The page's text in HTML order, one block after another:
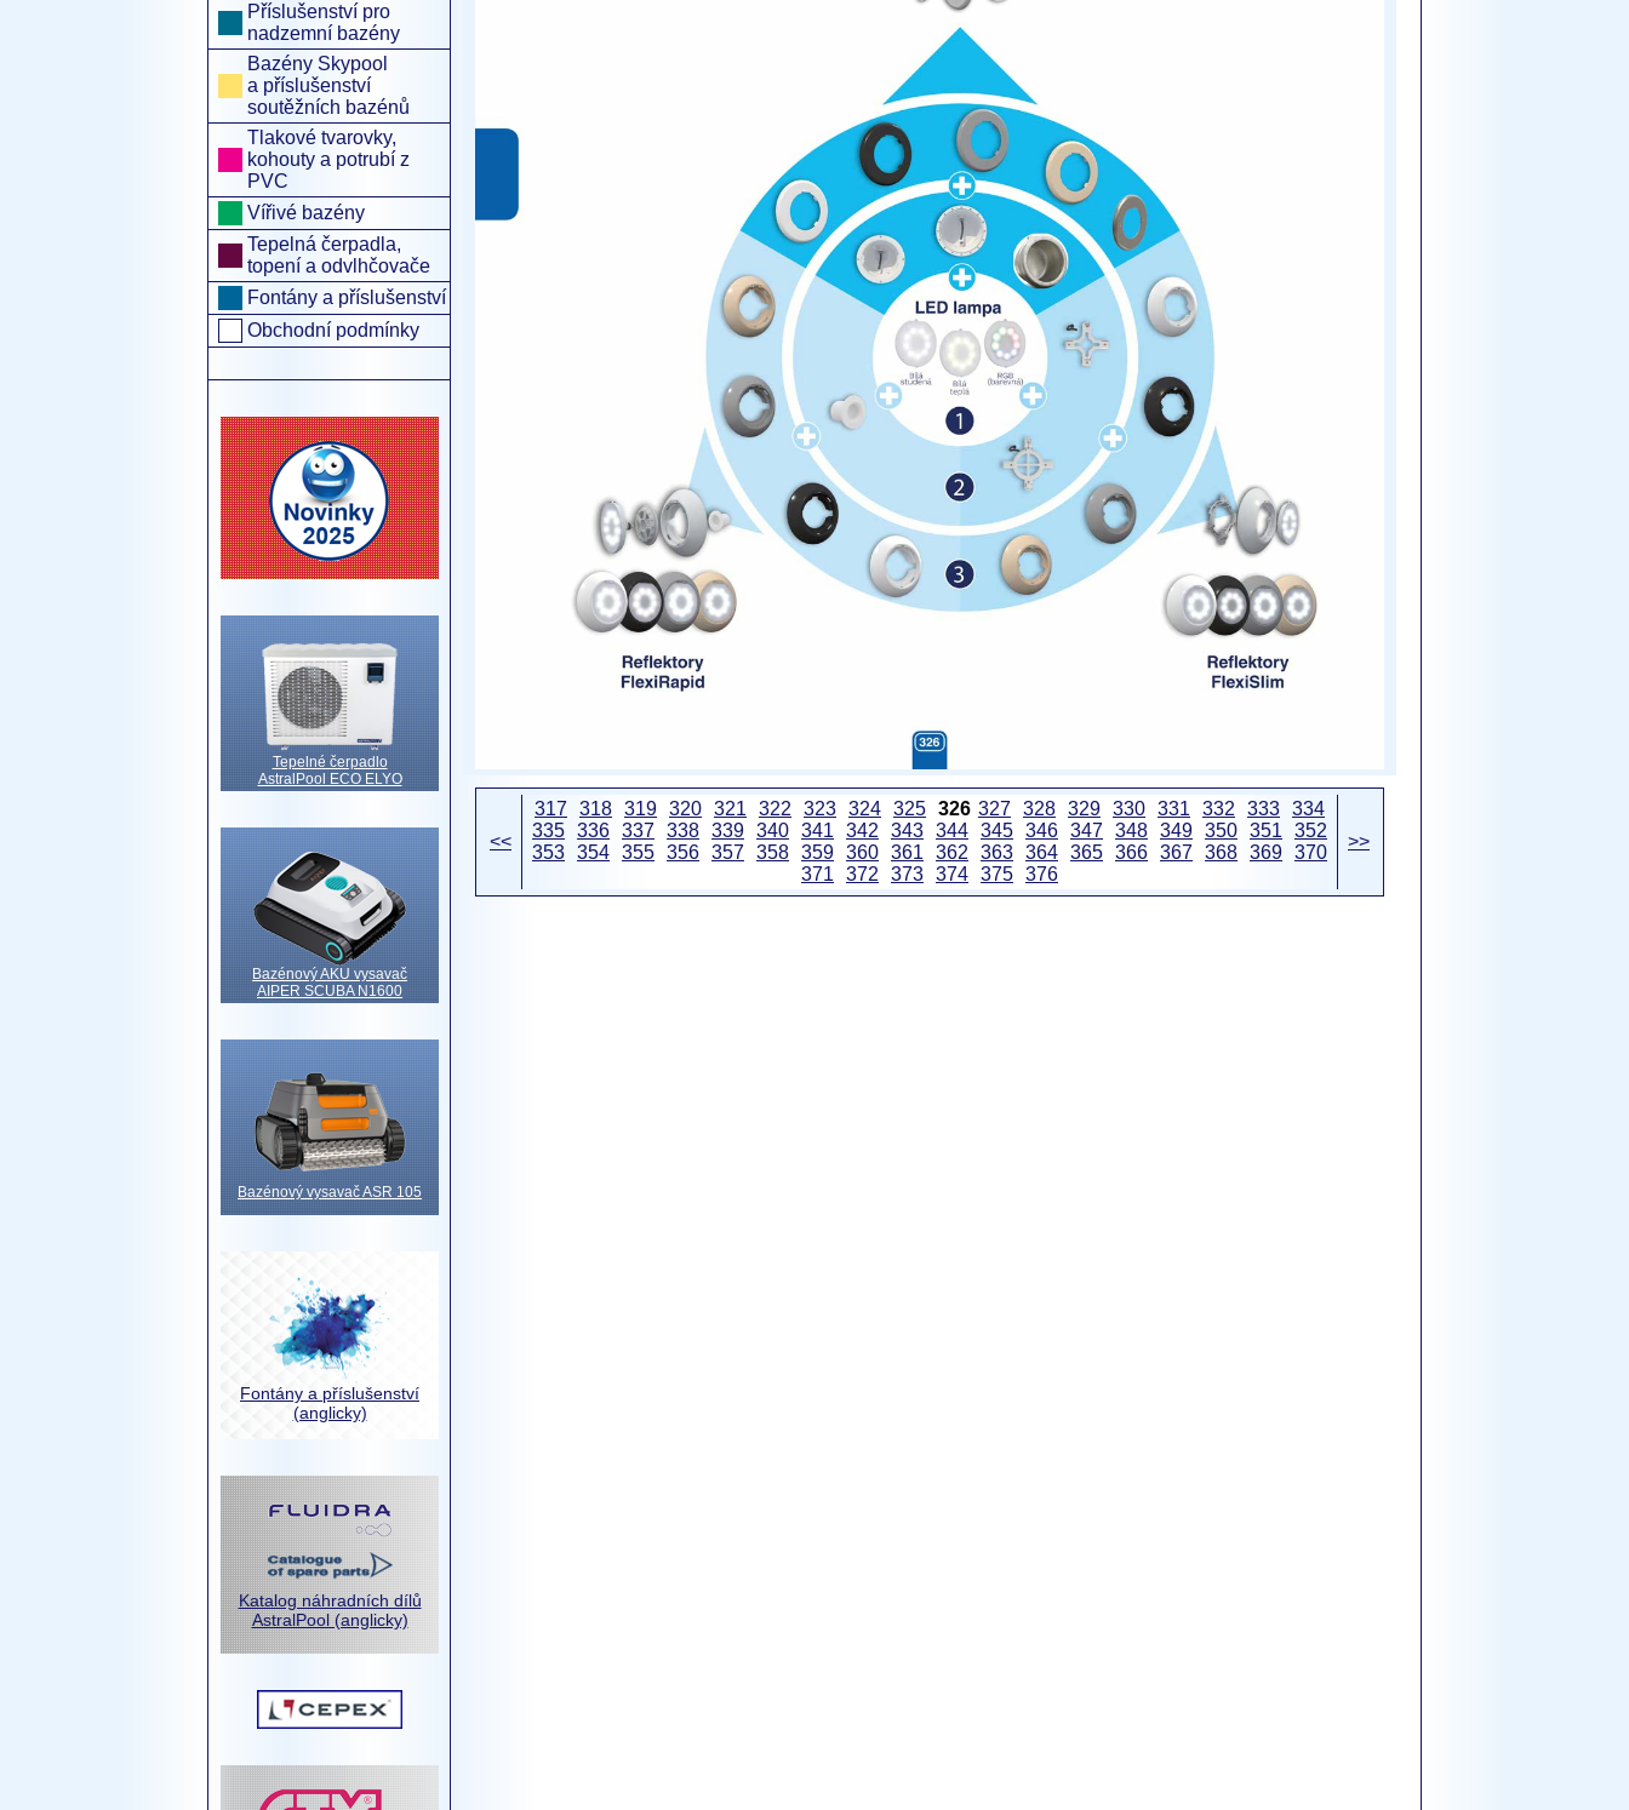
Příslušenství pro
nadzemní bazény
Bazény Skypool
a příslušenství
soutěžních bazénů
Tlakové tvarovky,
kohouty a potrubí z
PVC
Vířivé bazény
Tepelná čerpadla,
topení a odvlhčovače
Fontány a příslušenství
Obchodní podmínky
Tepelné čerpadlo
AstralPool ECO ELYO
Bazénový AKU vysavač
AIPER SCUBA N1600
Bazénový vysavač ASR 105
Fontány a příslušenství
(anglicky)
Katalog náhradních dílů
AstralPool (anglicky)
<<
317 318 319 320 321 322 323 324 325 326 327 328 329 330 331 332 333 334
335 336 337 338 339 340 341 342 343 344 345 346 347 348 349 350 351
352
353 354 355 356 357 358 359 360 361 362 363 364 365 366 367 368 369 370
371
372 373 374 375 376
>>